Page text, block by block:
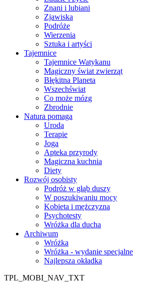
Znani i lubiani
Zjawiska
Podróże
Wierzenia
Sztuka i artyści
Tajemnice
Tajemnice Watykanu
Magiczny świat zwierząt
Błękitna Planeta
Wszechświat
Co może mózg
Zbrodnie
Natura pomaga
Uroda
Terapie
Joga
Apteka przyrody
Magiczna kuchnia
Diety
Rozwój osobisty
Podróż w głąb duszy
W poszukiwaniu mocy
Kobieta i mężczyzna
Psychotesty
Wróżka dla ducha
Archiwum
Wróżka
Wróżka - wydanie specjalne
Najlepsza okładka
TPL_MOBI_NAV_TXT